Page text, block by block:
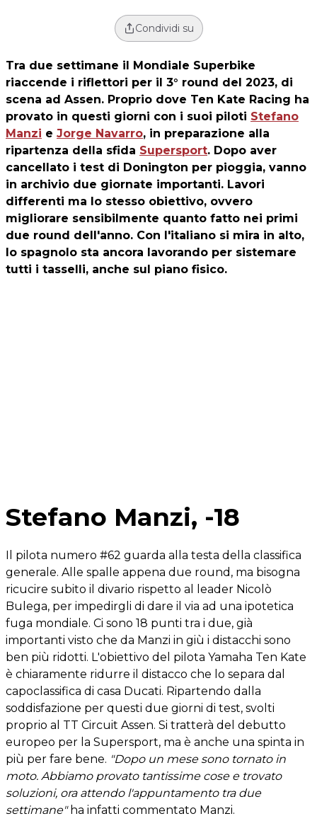
Condividi su
Tra due settimane il Mondiale Superbike
riaccende i riflettori per il 3° round del 2023, di
scena ad Assen. Proprio dove Ten Kate Racing ha
provato in questi giorni con i suoi piloti Stefano
Manzi e Jorge Navarro, in preparazione alla
ripartenza della sfida Supersport. Dopo aver
cancellato i test di Donington per pioggia, vanno
in archivio due giornate importanti. Lavori
differenti ma lo stesso obiettivo, ovvero
migliorare sensibilmente quanto fatto nei primi
due round dell'anno. Con l'italiano si mira in alto,
lo spagnolo sta ancora lavorando per sistemare
tutti i tasselli, anche sul piano fisico.
Stefano Manzi, -18
Il pilota numero #62 guarda alla testa della classifica
generale. Alle spalle appena due round, ma bisogna
ricucire subito il divario rispetto al leader Nicolò
Bulega, per impedirgli di dare il via ad una ipotetica
fuga mondiale. Ci sono 18 punti tra i due, già
importanti visto che da Manzi in giù i distacchi sono
ben più ridotti. L'obiettivo del pilota Yamaha Ten Kate
è chiaramente ridurre il distacco che lo separa dal
capoclassifica di casa Ducati. Ripartendo dalla
soddisfazione per questi due giorni di test, svolti
proprio al TT Circuit Assen. Si tratterà del debutto
europeo per la Supersport, ma è anche una spinta in
più per fare bene. "Dopo un mese sono tornato in
moto. Abbiamo provato tantissime cose e trovato
soluzioni, ora attendo l'appuntamento tra due
settimane"ha infatti commentato Manzi.